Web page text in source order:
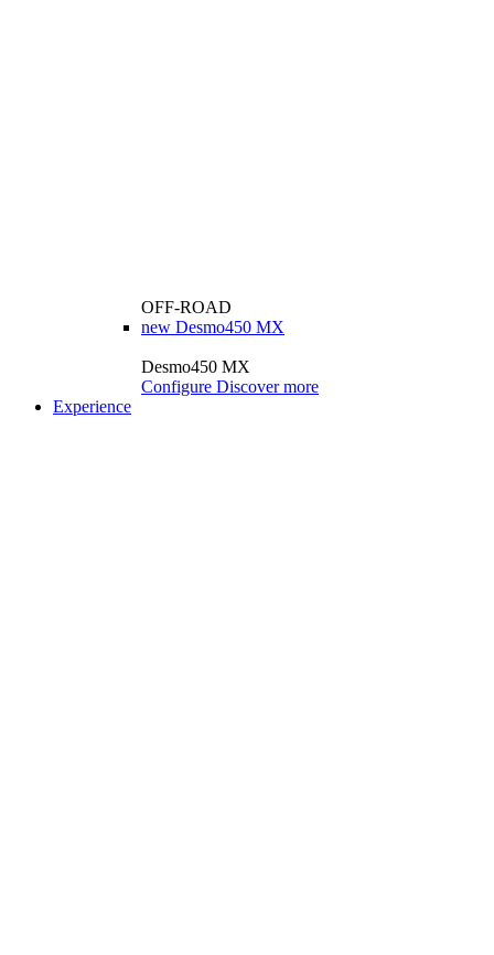
OFF-ROAD
new Desmo450 MX
Desmo450 MX
Configure Discover more
Experience